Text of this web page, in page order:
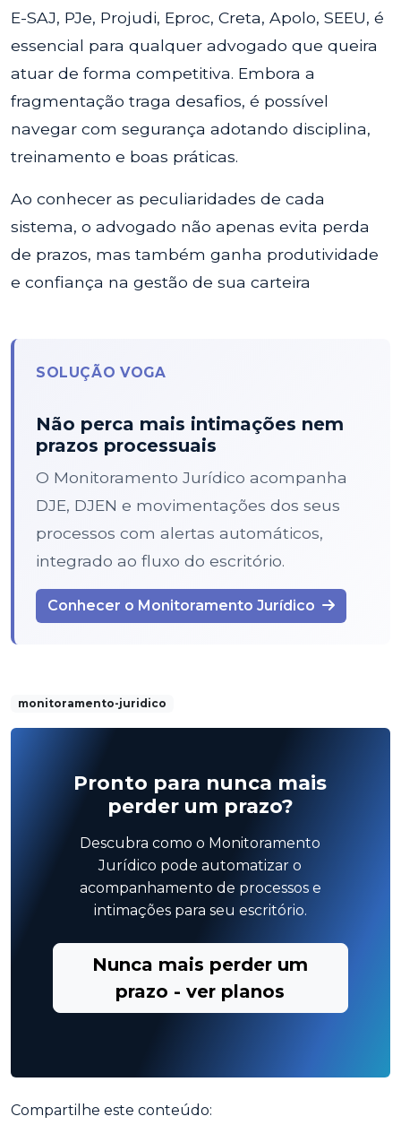
E-SAJ, PJe, Projudi, Eproc, Creta, Apolo, SEEU, é
essencial para qualquer advogado que queira
atuar de forma competitiva. Embora a
fragmentação traga desafios, é possível
navegar com segurança adotando disciplina,
treinamento e boas práticas.
Ao conhecer as peculiaridades de cada
sistema, o advogado não apenas evita perda
de prazos, mas também ganha produtividade
e confiança na gestão de sua carteira
SOLUÇÃO VOGA
Não perca mais intimações nem
prazos processuais
O Monitoramento Jurídico acompanha
DJE, DJEN e movimentações dos seus
processos com alertas automáticos,
integrado ao fluxo do escritório.
Conhecer o Monitoramento Jurídico
monitoramento-juridico
Pronto para nunca mais
perder um prazo?
Descubra como o Monitoramento
Jurídico pode automatizar o
acompanhamento de processos e
intimações para seu escritório.
Nunca mais perder um
prazo - ver planos
Compartilhe este conteúdo: